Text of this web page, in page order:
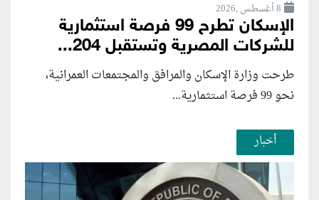
8 أغسطس ,2026
الإسكان تطرح 99 فرصة استثمارية
للشركات المصرية وتستقبل 204...
طرحت وزارة الإسكان والمرافق والمجتمعات العمرانية،
نحو 99 فرصة استثمارية...
أخبار